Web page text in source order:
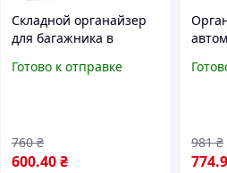
Складной органайзер
для багажника в
хранения
Готово к отправке
600.40₴
760 ₴
Multi
774
981 ₴